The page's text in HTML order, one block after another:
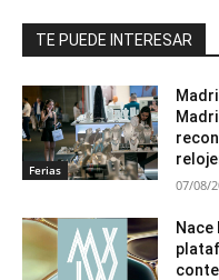
TE PUEDE INTERESAR
Ferias
07/08/
Nace